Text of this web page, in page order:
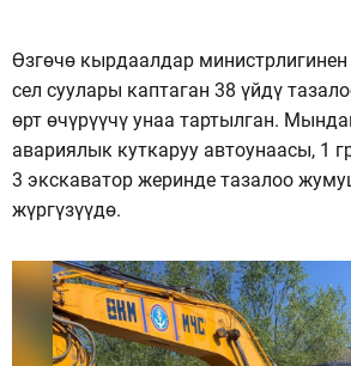
Өзгөчө кырдаалдар
сел суулары каптаган 38 үйдү
өрт өчүрүүчү унаа тартылган.
авариялык куткаруу автоунаасы, 1
3 экскаватор жеринде тазалоо
жүргүзүүдө.